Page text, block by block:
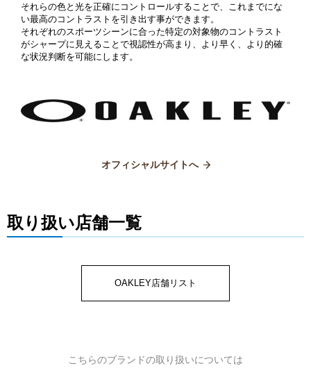
それらの色と光を正確にコントロールすることで、これまでにな
い最高のコントラストを引き出す事ができます。
それぞれのスポーツシーンに合った特定の対象物のコントラスト
がシャープに見えることで視認性が高まり、より早く、より的確
な状況判断を可能にします。
オフィシャルサイトへ
取り扱い店舗一覧
OAKLEY店舗リスト
こちらのブランドの取り扱いについては